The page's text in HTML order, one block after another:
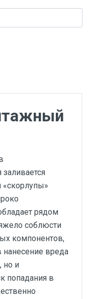
«скорлупы»
рядом
соблюсти
компонентов,
нанесение вреда
но и
попадания в